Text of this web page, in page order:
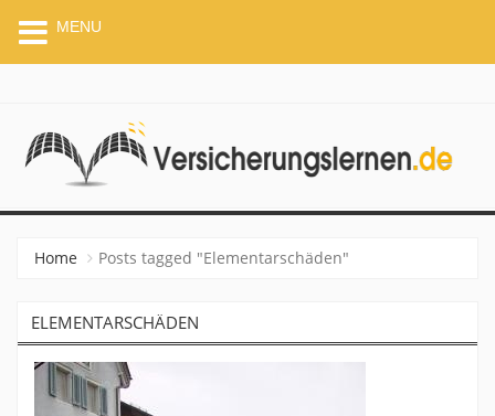
Home Posts tagged "Elementarschäden"
ELEMENTARSCHÄDEN
MENU